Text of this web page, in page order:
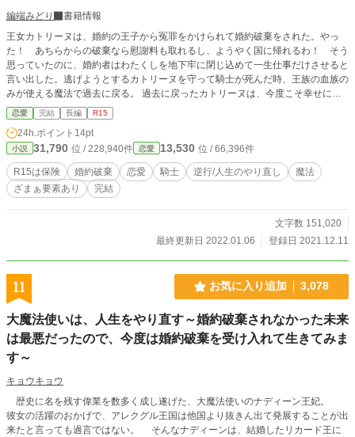
編端みどり
書籍情報
王女カトリーヌは、婚約の王子から冤罪をかけられて婚約破棄をされた。やっ
た！ あちらからの破棄なら慰謝料も取れるし、ようやく国に帰れるわ！ そう
思っていたのに、婚約者はわたくしを地下牢に閉じ込めて一生仕事だけさせると
言い出した。逃げようとするカトリーヌを守って騎士が死んだ時、王族の血族の
みが使える魔法で過去に戻る。 過去に戻ったカトリーヌは、今度こそ幸せにな
れるのか？！
恋愛 完結 長編 R15
24h.ポイント 14pt
小説 31,790 位 / 228,940件 恋愛 13,530 位 / 66,396件
R15は保険 婚約破棄 恋愛 騎士 逆行/人生のやり直し
魔法
ざまぁ要素あり
完結
文字数 151,020
最終更新日 2022.01.06
登録日 2021.12.11
11 お気に入り追加 3,078
大魔法使いは、人生をやり直す～婚約破棄されなかった未来
は最悪だったので、今度は婚約破棄を受け入れて生きてみま
す～
キョウキョウ
歴史に名を残す偉業を数多く成し遂げた、大魔法使いのナディーン王妃。
彼女の活躍のおかげで、アレクグル王国は他国より抜きん出て発展することが出
来たと言っても過言ではない。 そんなナディーンは、結婚したリカード王に